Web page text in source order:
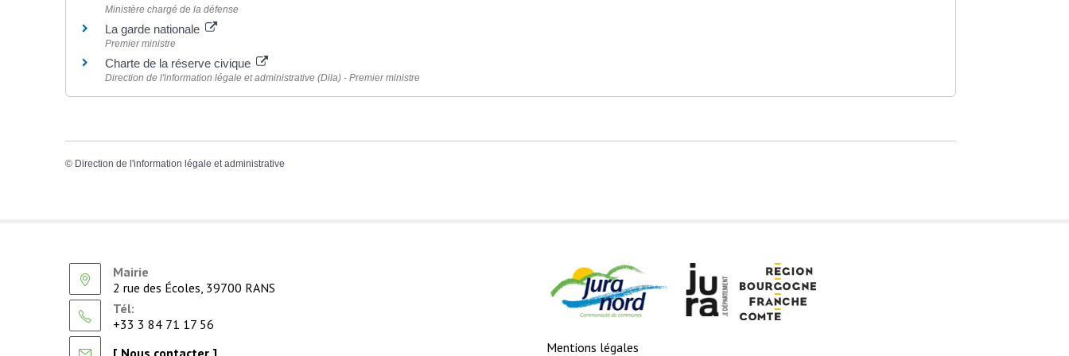
Ministère chargé de la défense
La garde nationale
Premier ministre
Charte de la réserve civique
Direction de l'information légale et administrative (Dila) - Premier ministre
© Direction de l'information légale et administrative
Mairie
2 rue des Écoles, 39700 RANS
Tél:
+33 3 84 71 17 56
[ Nous contacter ]
Mentions légales